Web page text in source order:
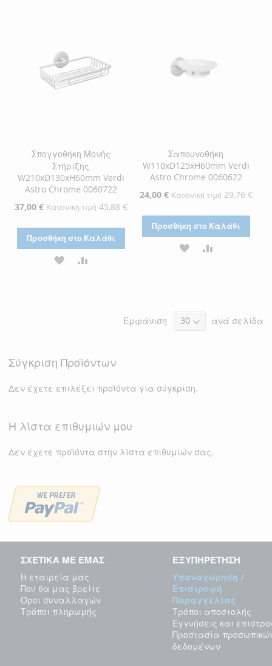
Σπογγοθήκη Μονής
Στήριξης
W210xD130xH60mm Verdi
Astro Chrome 0060722
Ειδική
37,00 € Κανονική τιμή 45,88 €
Προσθήκη στο Καλάθι
ΠΡΟΣΘΉΚΗ
Σαπουνοθήκη
W110xD125xH60mm Verdi
Astro Chrome 0060622
Ειδική
24,00 € Κανονική τιμή 29,76 €
Προσθήκη στο Καλάθι
ΠΡΟΣΘΉΚΗ
Εμφάνιση ανά σελίδα
Σύγκριση Προϊόντων
Δεν έχετε επιλέξει προϊόντα για σύγκριση.
Η λίστα επιθυμιών μου
Δεν έχετε προϊόντα στην λίστα επιθυμιών σας.
ΣΧΕΤΙΚΑ ΜΕ ΕΜΑΣ
Η εταιρεία μας
Που θα μας βρείτε
Όροι συναλλαγών
Τρόποι πληρωμής
ΕΞΥΠΗΡΕΤΗΣΗ
Υπαναχώρηση /
Επιστροφή
Παραγγελίας
Τρόποι αποστολής
Εγγυήσεις και
Προστασία
δεδομένων